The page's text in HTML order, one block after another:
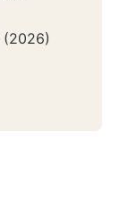
(2026)